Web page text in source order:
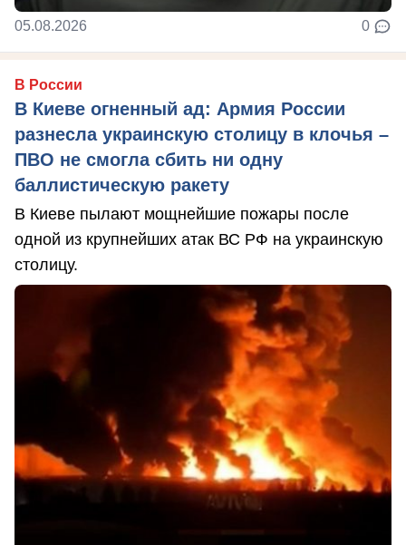
05.08.2026 0
В России
В Киеве огненный ад: Армия России
разнесла украинскую столицу в клочья –
ПВО не смогла сбить ни одну
баллистическую ракету
В Киеве пылают мощнейшие пожары после
одной из крупнейших атак ВС РФ на украинскую
столицу.